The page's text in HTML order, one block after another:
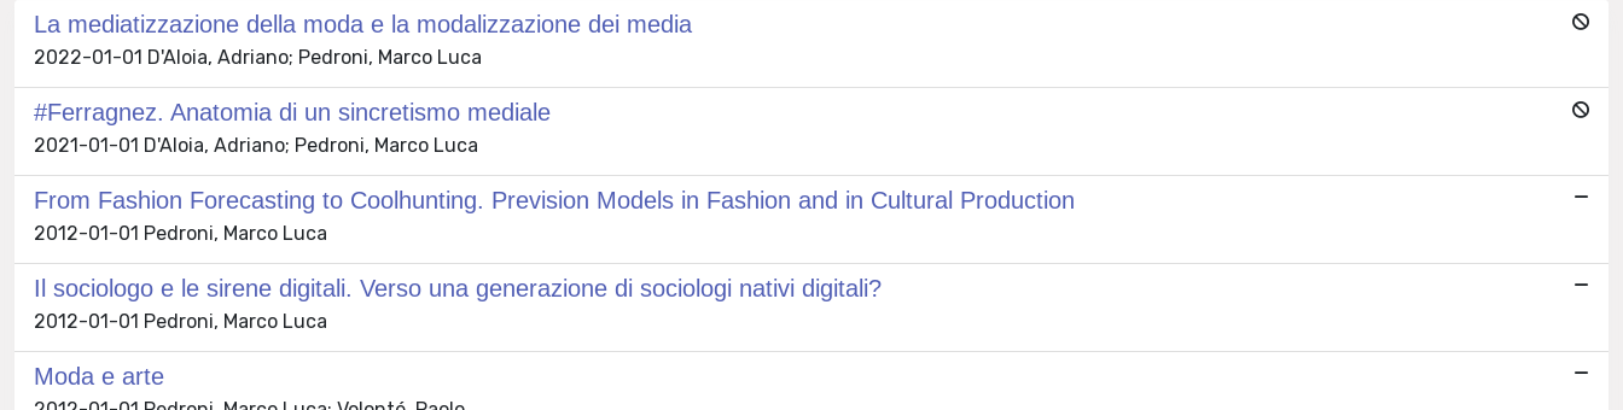
La mediatizzazione della moda e la modalizzazione dei media
2022-01-01 D'Aloia, Adriano; Pedroni, Marco Luca
#Ferragnez. Anatomia di un sincretismo mediale
2021-01-01 D'Aloia, Adriano; Pedroni, Marco Luca
From Fashion Forecasting to Coolhunting. Prevision Models in Fashion and in Cultural Production
2012-01-01 Pedroni, Marco Luca
Il sociologo e le sirene digitali. Verso una generazione di sociologi nativi digitali?
2012-01-01 Pedroni, Marco Luca
Moda e arte